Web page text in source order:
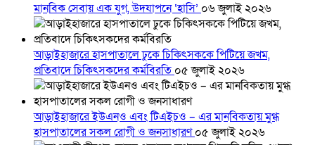
মানবিক সেবায় এক যুগ, উদযাপনে ‘হাসি’ ০৬ জুলাই ২০২৬
আড়াইহাজারে হাসপাতালে ঢুকে চিকিৎসককে পিটিয়ে জখম,
প্রতিবাদে চিকিৎসকদের কর্মবিরতি ০৫ জুলাই ২০২৬
আড়াইহাজারে ইউএনও এবং টিএইচও – এর মানবিকতায় মুগ্ধ
হাসপাতালের সকল রোগী ও জনসাধারণ০৫ জুলাই ২০২৬